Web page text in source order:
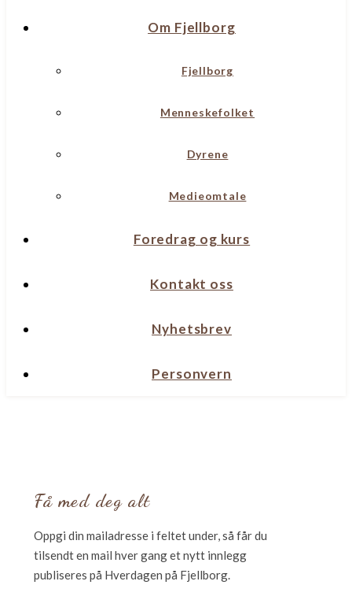
Om Fjellborg
Fjellborg
Menneskefolket
Dyrene
Medieomtale
Foredrag og kurs
Kontakt oss
Nyhetsbrev
Personvern
Få med deg alt
Oppgi din mailadresse i feltet under, så får du
tilsendt en mail hver gang et nytt innlegg
publiseres på Hverdagen på Fjellborg.